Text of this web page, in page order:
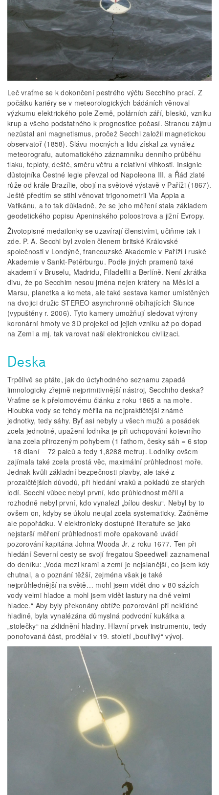
Leč vraťme se k dokončení pestrého výčtu Secchiho prací. Z
počátku kariéry se v meteorologických bádáních věnoval
výzkumu elektrického pole Země, polárních září, blesků, vzniku
krup a všeho podstatného k prognostice počasí. Stranou zájmu
nezůstal ani magnetismus, pročež Secchi založil magnetickou
observatoř (1858). Slávu mocných a lidu získal za vynález
meteorografu, automatického záznamníku denního průběhu
tlaku, teploty, deště, směru větru a relativní vlhkosti. Insignie
důstojníka Čestné legie převzal od Napoleona III. a Řád zlaté
růže od krále Brazílie, obojí na světové výstavě v Paříži (1867).
Ještě předtím se stihl věnovat trigonometrii Via Appia a
Vatikánu, a to tak důkladně, že se jeho měření stala základem
geodetického popisu Apeninského poloostrova a jižní Evropy.
Životopisné medailonky se uzavírají členstvími, učiňme tak i
zde. P. A. Secchi byl zvolen členem britské Královské
společnosti v Londýně, francouzské Akademie v Paříži i ruské
Akademie v Sankt­‑Petěrburgu. Podle jiných pramenů také
akademií v Bruselu, Madridu, Filadelfii a Berlíně. Není zkrátka
divu, že po Secchim nesou jména nejen krátery na Měsíci a
Marsu, planetka a kometa, ale také sestava kamer umístěných
na dvojici družic STEREO asynchronně obíhajících Slunce
(vypuštěny r. 2006). Tyto kamery umožňují sledovat výrony
koronární hmoty ve 3D projekci od jejich vzniku až po dopad
na Zemi a mj. tak varovat naši elektronickou civilizaci.
Deska
Trpělivě se ptáte, jak do úctyhodného seznamu zapadá
limnologicky zřejmě nejprimitivnější nástroj, Secchiho deska?
Vraťme se k přelomovému článku z roku 1865 a na moře.
Hloubka vody se tehdy měřila na nejpraktičtější známé
jednotky, tedy sáhy. Byť asi nebyly u všech mužů a posádek
zcela jednotné, upažení lodníka je při uchopování kotevního
lana zcela přirozeným pohybem (1 fathom, česky sáh = 6 stop
= 18 dlaní = 72 palců a tedy 1,8288 metru). Lodníky ovšem
zajímala také zcela prostá věc, maximální průhlednost moře.
Jednak kvůli základní bezpečnosti plavby, ale také z
prozaičtějších důvodů, při hledání vraků a pokladů ze starých
lodí. Secchi vůbec nebyl první, kdo průhlednost měřil a
rozhodně nebyl první, kdo vynalezl „bílou desku“. Nebyl by to
ovšem on, kdyby se úkolu neujal zcela systematicky. Začněme
ale popořádku. V elektronicky dostupné literatuře se jako
nejstarší měření průhlednosti moře opakovaně uvádí
pozorování kapitána Johna Wooda Jr. z roku 1677. Ten při
hledání Severní cesty se svojí fregatou Speedwell zaznamenal
do deníku: „Voda mezi krami a zemí je nejslanější, co jsem kdy
chutnal, a o poznání těžší, zejména však je také
nejprůhlednější na světě… mohl jsem vidět dno v 80 sázích
vody velmi hladce a mohl jsem vidět lastury na dně velmi
hladce.“ Aby byly překonány obtíže pozorování při neklidné
hladině, byla vynalézána důmyslná podvodní kukátka a
„stolečky“ na zklidnění hladiny. Hlavní prvek instrumentu, tedy
ponořovaná část, prodělal v 19. století „bouřlivý“ vývoj.